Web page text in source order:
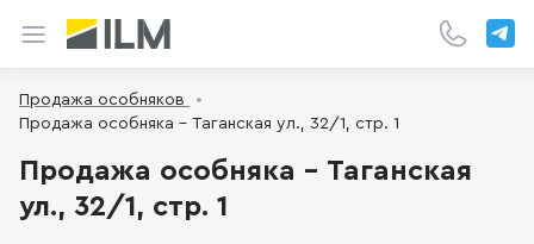
Продажа особняков
Продажа особняка - Таганская ул., 32/1, стр. 1
Продажа особняка - Таганская
ул., 32/1, стр. 1